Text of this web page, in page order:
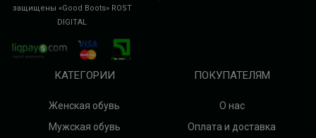
защищены «Good Boots» ROST
DIGITAL
КАТЕГОРИИ
Женская обувь
Мужская обувь
ПОКУПАТЕЛЯМ
О нас
Оплата и доставка